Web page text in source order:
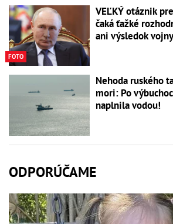
FOTO
VEĽKÝ otáznik
čaká ťažké
ani výsledok
Nehoda ruského
mori: Po
naplnila vodou!
ODPORÚČAME